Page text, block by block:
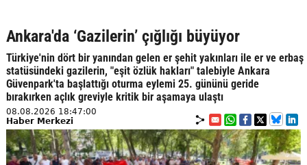
Ankara'da ‘Gazilerin’ çığlığı büyüyor
Türkiye'nin dört bir yanından gelen er şehit yakınları ile er ve erbaş
statüsündeki gazilerin, "eşit özlük hakları" talebiyle Ankara
Güvenpark'ta başlattığı oturma eylemi 25. gününü geride
bırakırken açlık greviyle kritik bir aşamaya ulaştı
08.08.2026 18:47:00
Haber Merkezi